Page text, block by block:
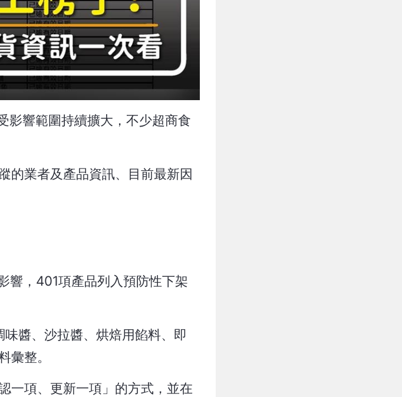
影響範圍持續擴大，不少超商食
的業者及產品資訊、目前最新因
響，401項產品列入預防性下架
醬、沙拉醬、烘焙用餡料、即
彙整。
一項、更新一項」的方式，並在